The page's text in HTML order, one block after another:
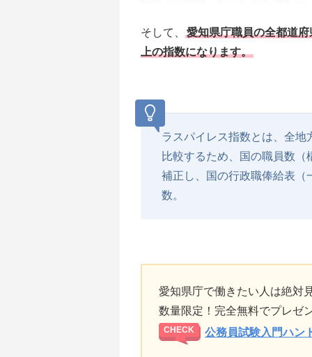
そして、
愛知県庁職員の全都道
上の指数になります。
ラスパイレス指数とは、全
比較するため、国の職員数
補正し、国の行政職俸給表（
数。
愛知県庁で働きたい人は絶対
数量限定！完全無料でプレゼ
公務員試験入門ハン